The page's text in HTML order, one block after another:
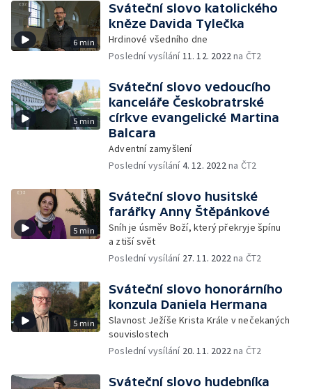
6 min
Sváteční slovo katolického
kněze Davida Tylečka
Hrdinové všedního dne
Poslední vysílání11. 12. 2022na ČT2
5 min
Sváteční slovo vedoucího
kanceláře Českobratrské
církve evangelické Martina
Balcara
Adventní zamyšlení
Poslední vysílání4. 12. 2022na ČT2
5 min
Sváteční slovo husitské
farářky Anny Štěpánkové
Sníh je úsměv Boží, který překryje špínu
a ztiší svět
Poslední vysílání 27. 11. 2022na ČT2
5 min
Sváteční slovo honorárního
konzula Daniela Hermana
Slavnost Ježíše Krista Krále v nečekaných
souvislostech
Poslední vysílání 20. 11. 2022na ČT2
Sváteční slovo hudebníka